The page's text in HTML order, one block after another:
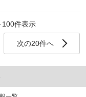
件表示
次の20件へ